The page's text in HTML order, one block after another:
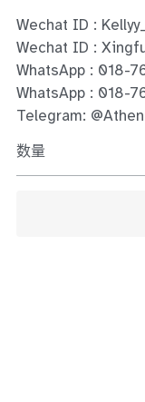
JB Town 5
JB Town
JB Town
Wechat ID :
Wechat ID :
WhatsApp : 018-
WhatsApp : 018-
Telegram:
数量